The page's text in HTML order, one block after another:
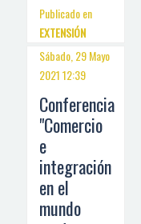
Publicado en
EXTENSIÓN
Sábado, 29 Mayo
2021 12:39
Conferencia
"Comercio
e
integración
en el
mundo